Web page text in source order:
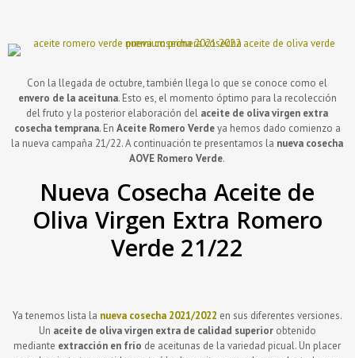
Con la llegada de octubre, también llega lo que se conoce como el
envero de la aceituna. Esto es, el momento óptimo para la recolección
del fruto y la posterior elaboración del aceite de oliva virgen extra
cosecha temprana. En Aceite Romero Verdeya hemos dado comienzo a
la nueva campaña 21/22. A continuación te presentamos la nueva cosecha
AOVE Romero Verde.
Nueva Cosecha Aceite de
Oliva Virgen Extra Romero
Verde 21/22
Ya tenemos lista la nueva cosecha 2021/2022 en sus diferentes versiones.
Un aceite de oliva virgen extra de calidad superiorobtenido
mediante extracción en frío de aceitunas de la variedad picual. Un placer